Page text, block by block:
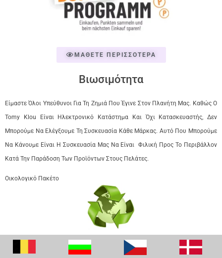
ΜΑΘΕΤΕ ΠΕΡΙΣΣΟΤΕΡΑ
Βιωσιμότητα
Είμαστε Όλοι Υπεύθυνοι Για Τη Ζημιά Που Έγινε Στον Πλανήτη Μας. Καθώς Ο
Tomy Klou Είναι Ηλεκτρονικό Κατάστημα Και Όχι Κατασκευαστής, Δεν
Μπορούμε Να Ελέγξουμε Τη Συσκευασία Κάθε Μάρκας. Αυτό Που Μπορούμε
Να Κάνουμε Είναι Η Συσκευασία Μας Να Είναι Φιλική Προς Το Περιβάλλον
Κατά Την Παράδοση Των Προϊόντων Στους Πελάτες.
Οικολογικό Πακέτο